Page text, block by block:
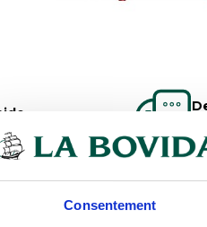
Consentement
Produits